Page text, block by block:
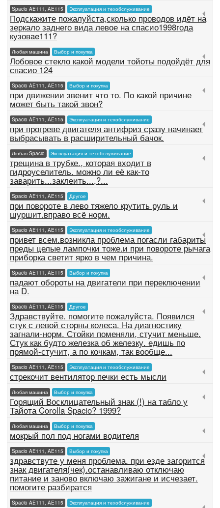
Spacio AE111, AE115 Эксплуатация и техобслуживание
Подскажите пожалуйста,сколько проводов идёт на
зеркало заднего вида левое на спасио1998года
кузовae111?
Любая машина Выбор и покупка
Лобовое стекло какой модели тойоты подойдёт для
спасио 124
Spacio AE111, AE115 Выбор и покупка
при движении звенит что то. По какой причине
может быть такой звон?
Spacio AE111, AE115 Эксплуатация и техобслуживание
при прогреве двигателя антифриз сразу начинает
выбрасывать в расширительный бачок.
Любая Spacio Эксплуатация и техобслуживание
трещина в трубке., которая входит в
гидроуселитель. можно ли её как-то
заварить...заклеить...,?...
Spacio AE111, AE115 Другое
при повороте в лево тяжело крутить руль и
шуршит.вправо всё норм.
Spacio AE111, AE115 Эксплуатация и техобслуживание
привет всем.возникла проблема погасли габариты
преды целые лампочки тоже.и при повороте рычага
приборка светит ярко в чем причина.
Spacio AE111, AE115 Выбор и покупка
падают обороты на двигатели при переключении
на D.
Spacio AE111, AE115 Другое
Здравствуйте. помогите пожалуйста. Появился
стук с левой сторны колеса. На диагностику
загнали-норм. Стойки поменяли, стучит меньше.
Стук как будто железка об железку. едишь по
прямой-стучит, а по кочкам, так вообще...
Spacio AE111, AE115 Эксплуатация и техобслуживание
стрекочит вентилятор печки есть мысли
Любая машина Выбор и покупка
Горящий Восклицательный знак (!) на табло у
Тайота Corolla Spacio? 1999?
Любая машина Выбор и покупка
мокрый пол под ногами водителя
Spacio AE111, AE115 Выбор и покупка
здравствуте у меня проблема. при езде загорится
знак двигателя(чек).останавливаю отключаю
питание и заново включаю зажигане и исчезает.
помогите разбиратся
Spacio AE111, AE115 Эксплуатация и техобслуживание